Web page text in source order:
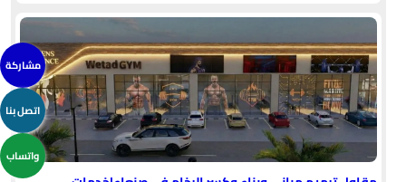
مشاركة
اتصل بنا
واتساب